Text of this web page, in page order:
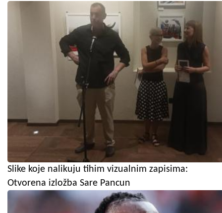
Slike koje nalikuju tihim vizualnim zapisima:
Otvorena izložba Sare Pancun